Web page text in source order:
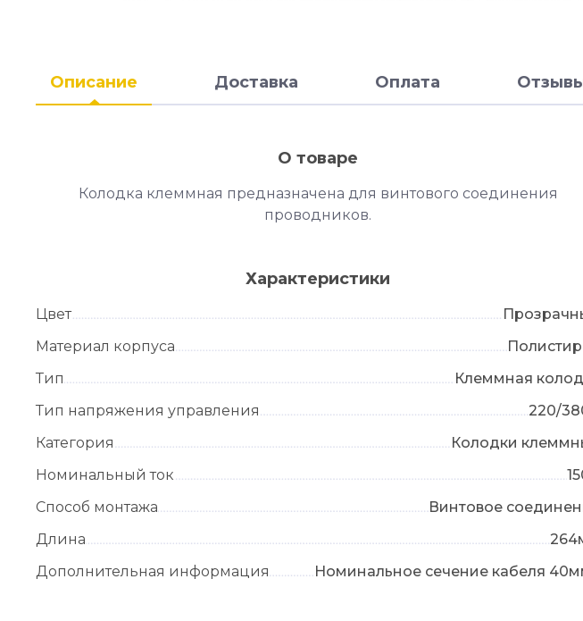
Описание Доставка Оплата
О товаре
Колодка клеммная предназначена для винтового соединения
проводников.
Характеристики
Цвет
Материал корпуса
Тип
Клеммная
Тип напряжения управления
220/
Категория
Колодки
Номинальный ток
Способ монтажа
Винтовое
Длина
Дополнительная информация
Номинальное сечение кабеля